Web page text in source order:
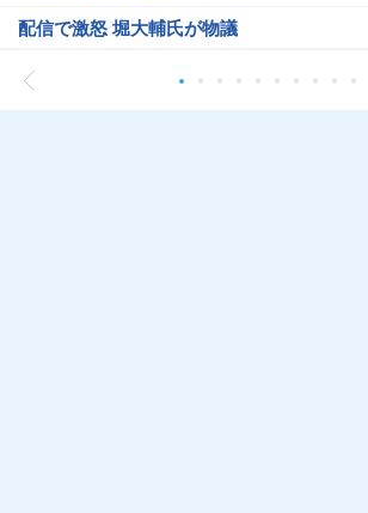
配信で激怒 堀大輔氏が物議